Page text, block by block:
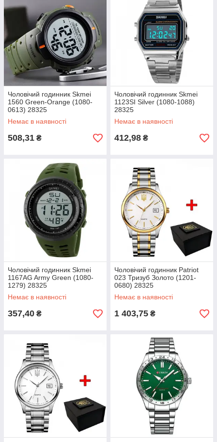
Чоловічий годинник Skmei
1560 Green-Orange (1080-
0613) 28325
Немає в наявності
508,31 ₴
Чоловічий годинник Skmei
1123SI Silver (1080-1088)
28325
Немає в наявності
412,98 ₴
Чоловічий годинник Skmei
1167AG Army Green (1080-
1279) 28325
Немає в наявності
357,40 ₴
Чоловічий годинник Patriot
023 Тризуб Золото (1201-
0680) 28325
Немає в наявності
1 403,75 ₴